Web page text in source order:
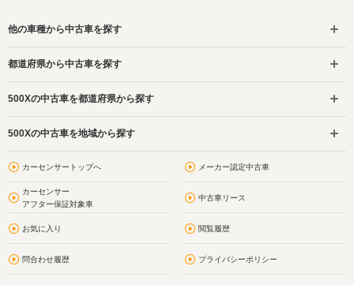
他の車種から中古車を探す
都道府県から中古車を探す
500Xの中古車を都道府県から探す
500Xの中古車を地域から探す
カーセンサートップへ メーカー認定中古車
カーセンサー
アフター保証対象車
中古車リース
お気に入り 閲覧履歴
問合わせ履歴 プライバシーポリシー